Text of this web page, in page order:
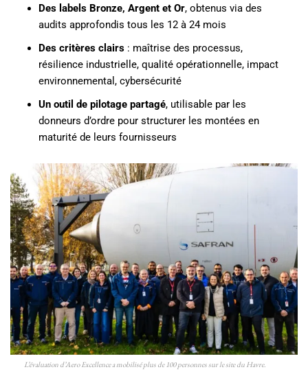
Des labels Bronze, Argent et Or, obtenus via des
audits approfondis tous les 12 à 24 mois
Des critères clairs : maîtrise des processus,
résilience industrielle, qualité opérationnelle, impact
environnemental, cybersécurité
Un outil de pilotage partagé, utilisable par les
donneurs d’ordre pour structurer les montées en
maturité de leurs fournisseurs
L’évaluation d’Aero Excellence a mobilisé plus de 100 personnes sur le site du Havre.